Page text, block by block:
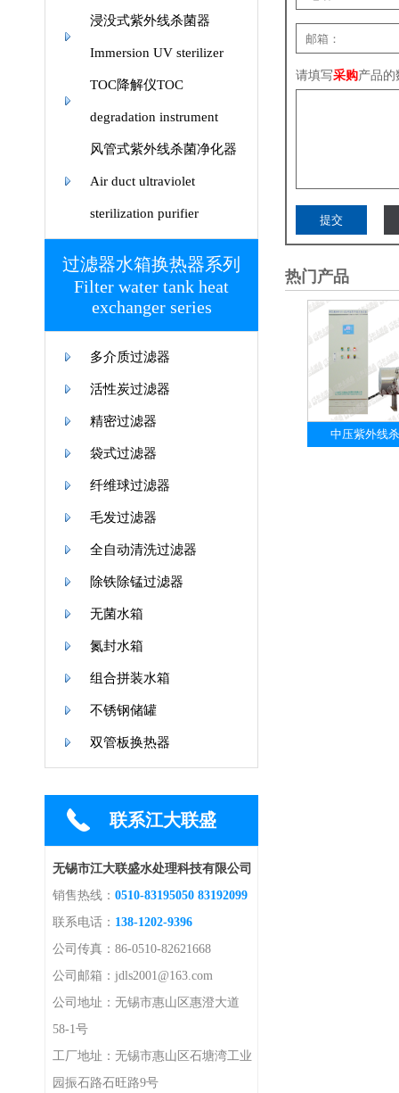
浸没式紫外线杀菌器
Immersion UV sterilizer
TOC降解仪TOC
degradation instrument
风管式紫外线杀菌净化器
Air duct ultraviolet
sterilization purifier
过滤器水箱换热器系列
Filter water tank heat
exchanger series
多介质过滤器
活性炭过滤器
精密过滤器
袋式过滤器
纤维球过滤器
毛发过滤器
全自动清洗过滤器
除铁除锰过滤器
无菌水箱
氮封水箱
组合拼装水箱
不锈钢储罐
双管板换热器
联系江大联盛
无锡市江大联盛水处理科技有限公司
销售热线： 0510-83195050 83192099
联系电话： 138-1202-9396
公司传真：86-0510-82621668
公司邮箱：jdls2001@163.com
公司地址：无锡市惠山区惠澄大道
58-1号
工厂地址：无锡市惠山区石塘湾工业
园振石路石旺路9号
请填写采购产品的
热门产品
中压紫外线